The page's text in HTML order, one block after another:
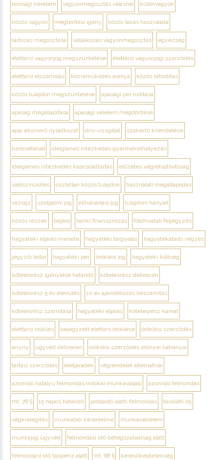
bírósági kérelem vagyonmegosztás válásnál különvagyon
közös vagyon megtérítési igény közös lakás használata
tartozás megosztása vállalkozás vagyonmegosztás egyezség
élettársi vagyonjog megszüntetése élettársi vagyonjogi szerződés
élettársi elszámolás közreműködés aránya közös ráfordítás
közös tulajdon megszüntetése apasági per indítása
apaság megállapítása apasági vélelem megdöntése
apai elismerő nyilatkozat dns-vizsgálat szakértő kirendelése
keresetlevél ideiglenes intézkedés gyermekelhelyezés
ideiglenes intézkedés kapcsolattartás előzetes végrehajthatóság
valószínűsítés osztatlan közös tulajdon használati megállapodás
vázrajz szolgalmi jog elővásárlási jog tulajdoni hányad
közös részek bejáró banki finanszírozás földhivatali feljegyzés
hagyatéki eljárás menete hagyatéki tárgyalás hagyatékátadó végzés
jegyzői leltár hagyatéki per öröklési jog hagyatéki költség
kötelesrész igénylése határidő kötelesrész debrecen
kötelesrész 5 év elévülés 10 év ajándékozás beszámítás
kötelesrész számítása hagyatéki eljárás kötelesrész kamat
élettársi öröklés bejegyzett élettárs öröklése öröklési szerződés
ényny ügyvéd debrecen öröklési szerződés előnyei hátrányai
tartási szerződés életjáradék végrendelet alternatívái
azonnali hatályú felmondás indokai munkavállaló azonnali felmondás
mt. 78 § 15 napos határidő próbaidő alatti felmondás távolléti díj
végkielégítés munkabér késedelme munkavédelem
munkajog ügyvéd felmondási idő betegszabadság alatt
felmondási idő táppénz alatt mt. 68 § keresőképtelenség